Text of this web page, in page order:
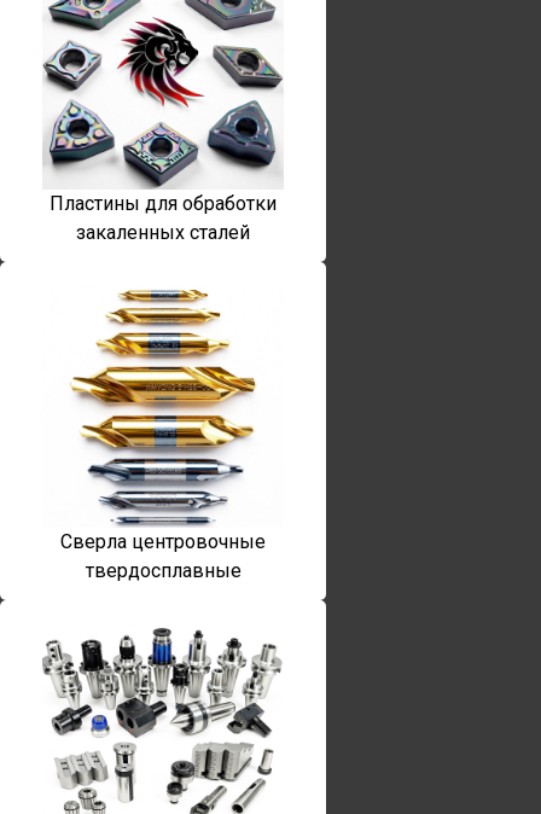
Пластины для обработки
закаленных сталей
Сверла центровочные
твердосплавные